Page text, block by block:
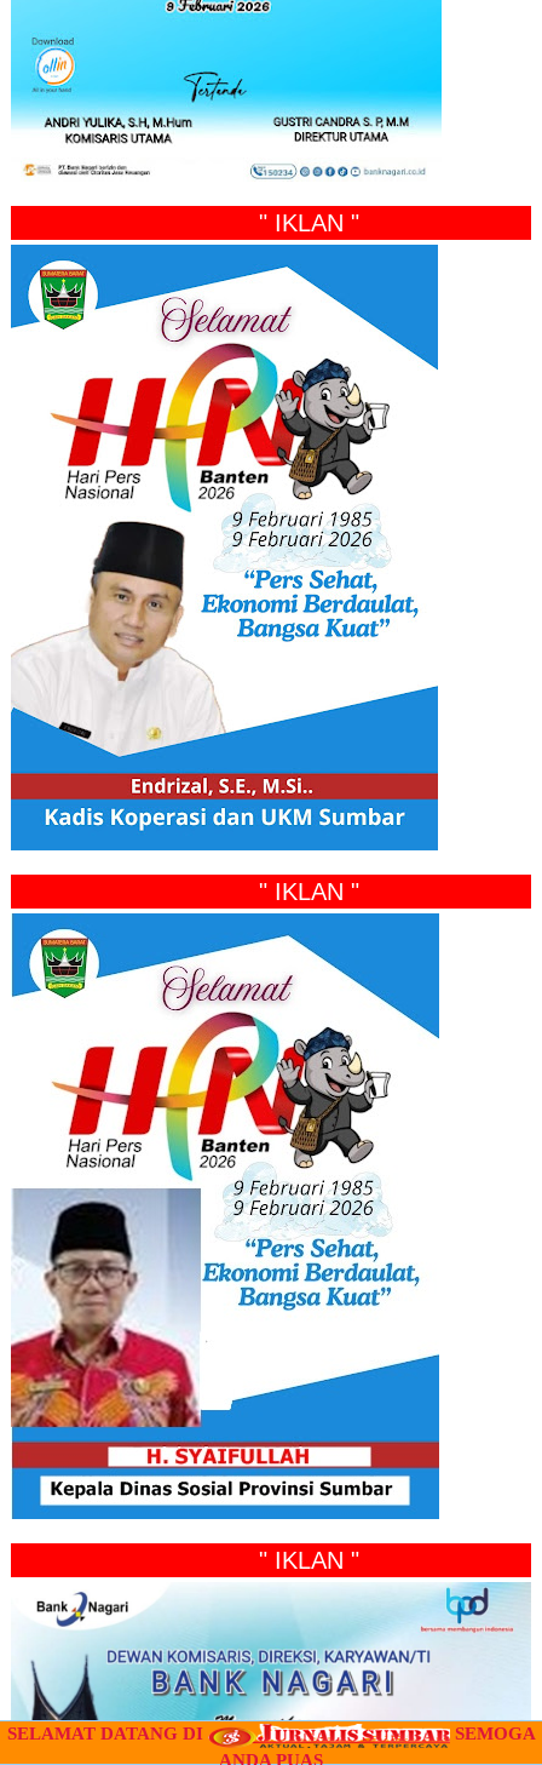
" IKLAN "
" IKLAN "
" IKLAN "
SELAMAT DATANG DI
SEMOGA
ANDA PUAS